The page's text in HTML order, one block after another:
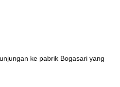
ke pabrik Bogasari yang